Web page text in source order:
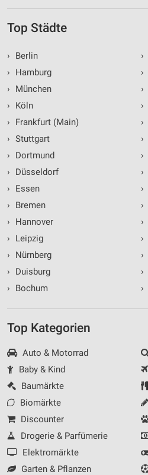
Top Städte
›
Berlin
›
Hamburg
›
München
›
Köln
›
Frankfurt (Main)
› Stuttgart
›
Dortmund
›
Düsseldorf
›
Essen
›
Bremen
›
Hannover
›
Leipzig
›
Nürnberg
›
Duisburg
›
Bochum
›
›
›
›
›
›
›
›
›
›
›
›
›
›
›
Top Kategorien
Auto & Motorrad
Baby & Kind
Baumärkte
Biomärkte
Discounter
Drogerie & Parfümerie
Elektromärkte
Garten & Pflanzen